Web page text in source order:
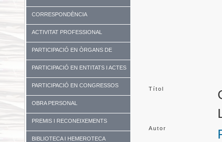
CORRESPONDÈNCIA
ACTIVITAT PROFESSIONAL
PARTICIPACIÓ EN ÒRGANS DE
GOVERN I UNIVERSITATS
PARTICIPACIÓ EN ENTITATS I ACTES
DIVERSOS
PARTICIPACIÓ EN CONGRESSOS
OBRA PERSONAL
PREMIS I RECONEIXEMENTS
BIBLIOTECA I HEMEROTECA
Títol
Autor